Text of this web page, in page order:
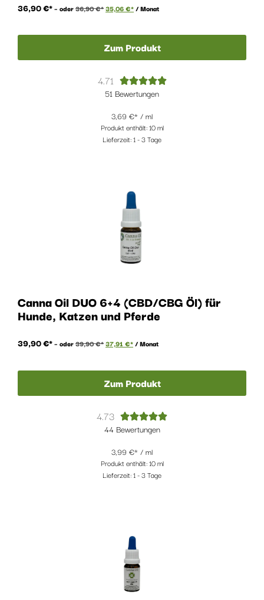
36,90€ – oder36,90€ 35,06€ / Monat
Zum Produkt
4.71 
51 Bewertungen
3,69 € / ml
Produkt enthält: 10ml
Lieferzeit:1 - 3 Tage
Canna Oil DUO 6+4 (CBD/CBG Öl) für
Hunde, Katzen und Pferde
39,90€ – oder39,90€ 37,91 € / Monat
Zum Produkt
4.73 
44 Bewertungen
3,99 € / ml
Produkt enthält: 10ml
Lieferzeit:1 - 3 Tage